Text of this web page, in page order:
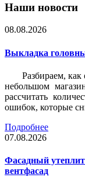
Наши новости
08.08.2026
Выкладка
Разбираем,
небольшом
рассчитать
ошибок, которые
Подробнее
07.08.2026
Фасадный
вентфасад